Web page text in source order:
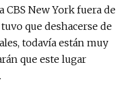
CBS New York fuera de
que deshacerse de
todavía están muy
que este lugar